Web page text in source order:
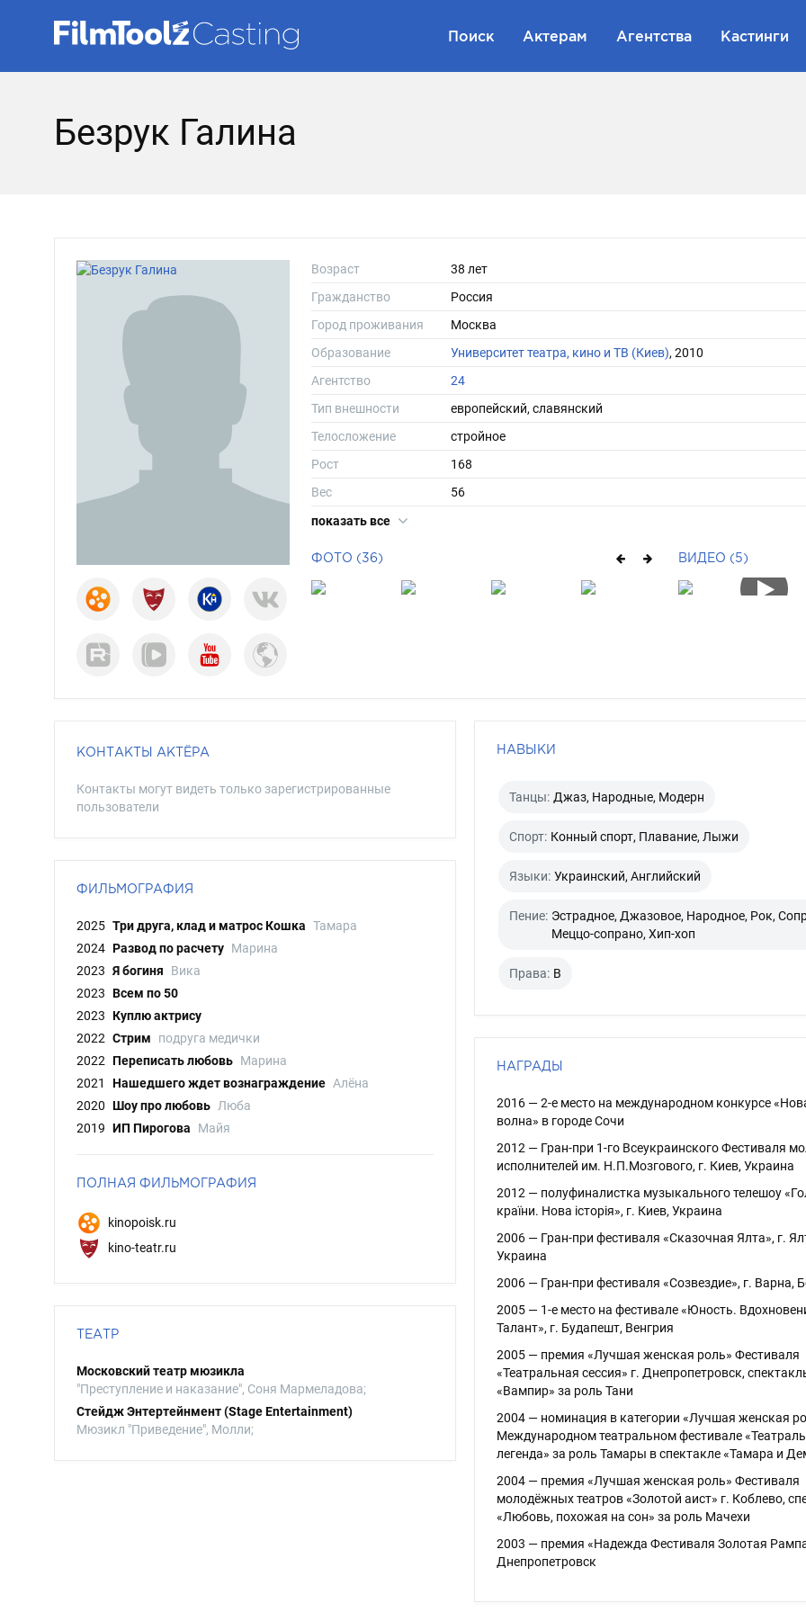
Поиск Актерам Агентства Кастинги
Безрук Галина
Возраст
38 лет
Гражданство
Россия
Город проживания
Москва
Образование
Университет театра, кино и ТВ (Киев), 2010
Агентство
24
Тип внешности
европейский, славянский
Телосложение
стройное
Рост
168
Вес
56
Длина волос
показать все
ФОТО (36) ВИДЕО (5)
КОНТАКТЫ АКТЁРА
Контакты могут видеть только зарегистрированные
пользователи
ФИЛЬМОГРАФИЯ
2025 Три друга, клад и матрос Кошка Тамара
2024 Развод по расчету Марина
2023 Я богиня
Вика
2023 Всем по 50
2023
Куплю актрису
2022 Стрим
подруга медички
2022
Переписать любовь Марина
2021
Нашедшего ждет вознаграждение Алёна
2020 Шоу про любовь Люба
2019 ИП Пирогова Майя
ПОЛНАЯ ФИЛЬМОГРАФИЯ
kinopoisk.ru
kino-teatr.ru
ТЕАТР
Московский театр мюзикла
"Преступление и наказание", Соня Мармеладова;
Стейдж Энтертейнмент (Stage Entertainment)
Мюзикл "Приведение", Молли;
НАВЫКИ
Танцы: Джаз, Народные, Модерн
Спорт: Конный спорт, Плавание, Лыжи
Языки: Украинский, Английский
Пение: Эстрадное, Джазовое, Народное, Рок,
Меццо-сопрано, Хип-хоп
Права: B
НАГРАДЫ
2016 — 2-е место на международном конкурсе
волна» в городе Сочи
2012 — Гран-при 1-го Всеукраинского Фестиваля
исполнителей им. Н.П.Мозгового, г. Киев, Украина
2012 — полуфиналистка музыкального телешоу
країни. Нова історія», г. Киев, Украина
2006 — Гран-при фестиваля «Сказочная Ялта», г.
Украина
2006 — Гран-при фестиваля «Созвездие», г. Варна,
2005 — 1-е место на фестивале «Юность.
Талант», г. Будапешт, Венгрия
2005 — премия «Лучшая женская роль» Фестиваля
«Театральная сессия» г. Днепропетровск,
«Вампир» за роль Тани
2004 — номинация в категории «Лучшая женская
Международном театральном фестивале
легенда» за роль Тамары в спектакле «Тамара и
2004 — премия «Лучшая женская роль» Фестиваля
молодёжных театров «Золотой аист» г. Коблево,
«Любовь, похожая на сон» за роль Мачехи
2003 — премия «Надежда Фестиваля Золотая
Днепропетровск